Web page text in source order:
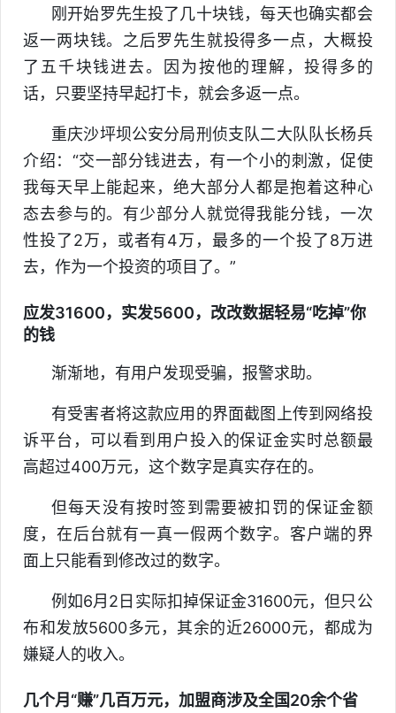
刚开始罗先生投了几十块钱，每天也确实都会
返一两块钱。之后罗先生就投得多一点，大概投
了五千块钱进去。因为按他的理解，投得多的
话，只要坚持早起打卡，就会多返一点。
重庆沙坪坝公安分局刑侦支队二大队队长杨兵
介绍：“交一部分钱进去，有一个小的刺激，促使
我每天早上能起来，绝大部分人都是抱着这种心
态去参与的。有少部分人就觉得我能分钱，一次
性投了2万，或者有4万，最多的一个投了8万进
去，作为一个投资的项目了。”
应发31600，实发5600，改改数据轻易“吃掉”你
的钱
渐渐地，有用户发现受骗，报警求助。
有受害者将这款应用的界面截图上传到网络投
诉平台，可以看到用户投入的保证金实时总额最
高超过400万元，这个数字是真实存在的。
但每天没有按时签到需要被扣罚的保证金额
度，在后台就有一真一假两个数字。客户端的界
面上只能看到修改过的数字。
例如6月2日实际扣掉保证金31600元，但只公
布和发放5600多元，其余的近26000元，都成为
嫌疑人的收入。
几个月“赚”几百万元，加盟商涉及全国20余个省